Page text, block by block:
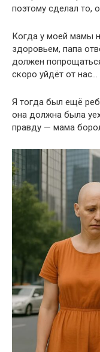
поэтому сделал то,
Когда у моей мамы
здоровьем, папа
должен
скоро уйдёт от
Я тогда был ещё
она должна была
правду — мама